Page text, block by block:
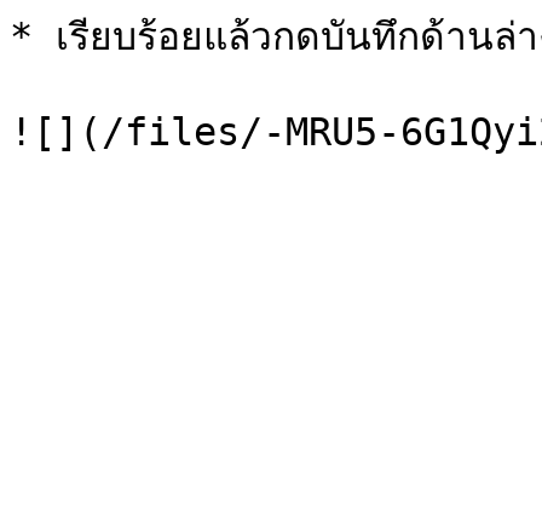
* เรียบร้อยแล้วกดบันทึกด้านล่